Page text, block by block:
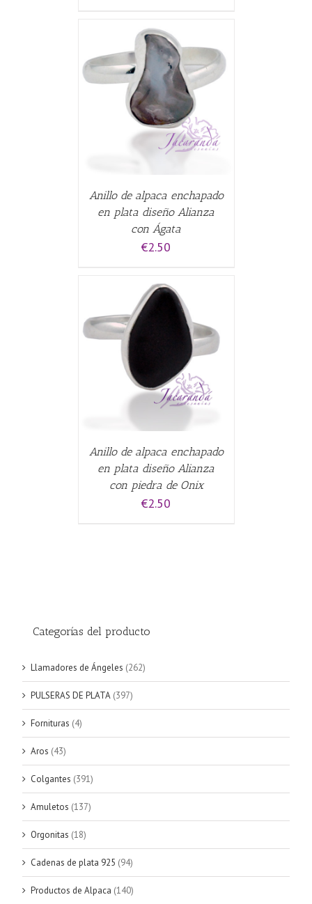
Anillo de alpaca enchapado
en plata diseño Alianza
con Ágata
€2.50
Anillo de alpaca enchapado
en plata diseño Alianza
con piedra de Onix
€2.50
Categorías del producto
Llamadores de Ángeles (262)
PULSERAS DE PLATA (397)
Fornituras (4)
Aros (43)
Colgantes (391)
Amuletos (137)
Orgonitas (18)
Cadenas de plata 925 (94)
Productos de Alpaca (140)